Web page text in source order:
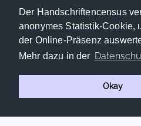
Der Handschriftencensus
anonymes Statistik-Cookie,
der Online-Präsenz
Mehr dazu in der
Okay